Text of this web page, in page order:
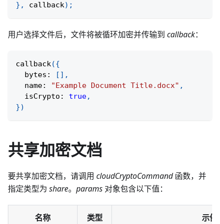
} , callback) ;
用户选择文件后，文件将被循环加密并传输到 callback：
callback({
  bytes
: [ ] ,
  name
: "Example Document Title.docx" ,
  isCrypto
: true,
})
共享加密文档
要共享加密文档，请调用 cloudCryptoCommand函数，并
指定类型为 share。 params 对象包含以下值：
名称 类型 示例